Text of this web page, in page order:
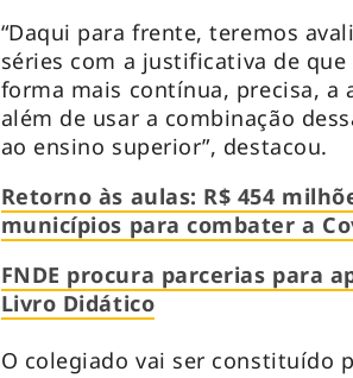
“Daqui para frente, teremos
séries com a justificativa de
forma mais contínua, precisa, a
além de usar a combinação
ao ensino superior”, destacou.
Retorno às aulas: R$ 454
municípios para combater a
FNDE procura parcerias para
Livro Didático
O colegiado vai ser constituído